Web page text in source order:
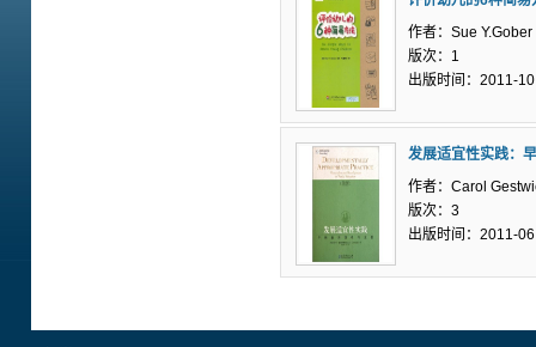
作者：Sue Y.Gober
版次：1
出版时间：2011-10
发展适宜性实践：
作者：Carol
版次：3
出版时间：2011-06